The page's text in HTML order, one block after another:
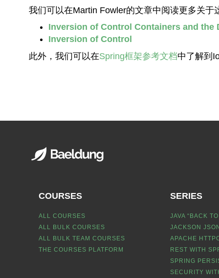
我们可以在Martin Fowler的文章中阅读更多关于
Inversion of Control Containers and the
Inversion of Control
此外，我们可以在Spring框架参考文档中了解到
COURSES
ALL COURSES
ALL BULK COURSES
ALL BULK TEAM COURSES
THE COURSES PLATFORM
SERIES
JAVA “BACK
JACKSON
APACHE
REST WITH
SPRING
SECURITY